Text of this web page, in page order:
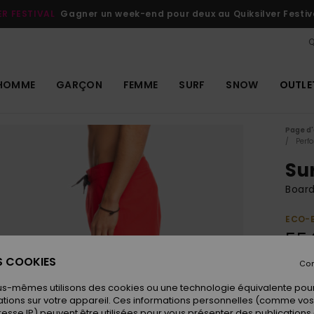
FESTIVAL Gagner un week-end pour deux au Quiksilver
GARÇON FEMME SURF SNOW
Page
ECO-
COOKIES
mêmes utilisons des cookies ou une technologie équivalente
sur votre appareil. Ces informations personnelles (comme